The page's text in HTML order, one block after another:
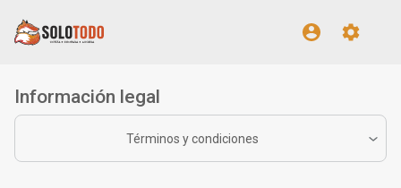
Información legal
Términos y condiciones